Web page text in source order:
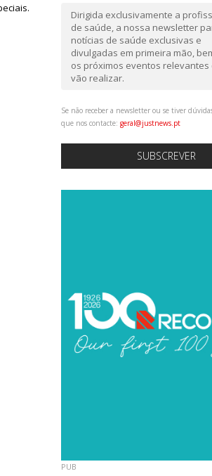
Dirigida exclusivamente a
de saúde, a nossa newsletter
notícias de saúde exclusivas e
divulgadas em primeira mão,
os próximos eventos relevantes
vão realizar.
Se não receber a newsletter ou se tiver
que nos contacte: geral@justnews.pt
SUBSCREVER
PUB